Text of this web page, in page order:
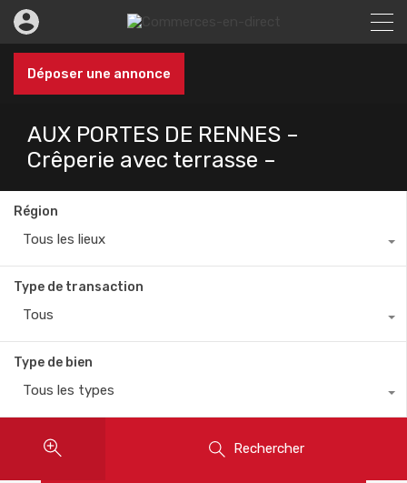
Déposer une annonce
AUX PORTES DE RENNES –
Crêperie avec terrasse –
Région
Tous les lieux
Type de transaction
Tous
Type de bien
Tous les types
Rechercher